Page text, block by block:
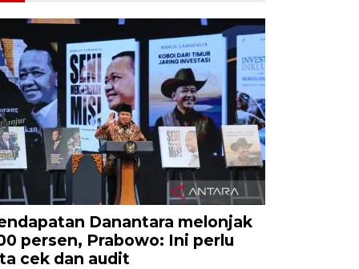
Danantara melonjak
persen, Prabowo: Ini perlu
cek dan audit